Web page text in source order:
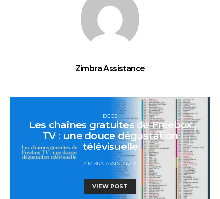
Zimbra Assistance
DOCS
Les chaînes gratuites de Freebox
TV : une douce dégustation
télévisuelle
ZIMBRA ASSISTANCE
VIEW POST